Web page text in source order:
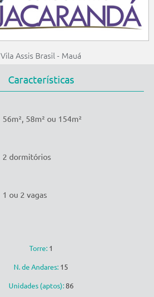
Vila Assis Brasil - Mauá
Características
56m², 58m² ou 154m²
2 dormitórios
1 ou 2 vagas
Torre:1
N. de Andares: 15
Unidades (aptos):86